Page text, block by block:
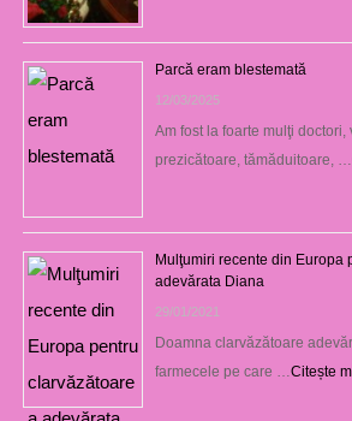
Parcă eram blestemată
12/03/2025
Am fost la foarte mulţi doctori,
prezicătoare, tămăduitoare, …
Mulţumiri recente din Europa
adevărata Diana
29/01/2021
Doamna clarvăzătoare
farmecele pe care … Citește